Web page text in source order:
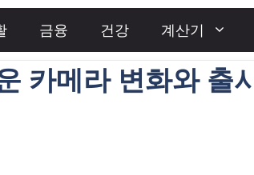
금융 건강 계산기
카메라 변화와 출